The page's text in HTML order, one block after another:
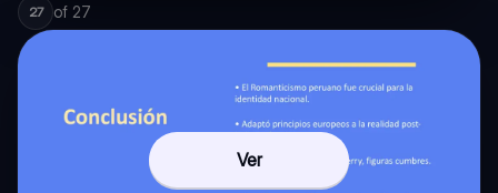
27 of 27
Ver